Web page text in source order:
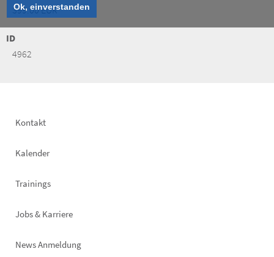
Ok, einverstanden
399.00 EUR
ID
4962
Footer
Kontakt
Kalender
Trainings
Jobs & Karriere
News Anmeldung